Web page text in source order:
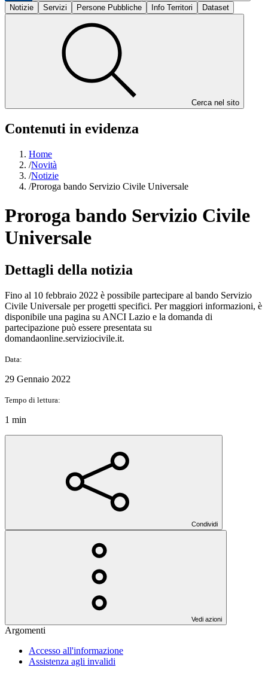
Notizie
Servizi Persone Pubbliche Info Territori Dataset
Cerca nel sito
Contenuti in evidenza
Home
/Novità
/Notizie
/Proroga bando Servizio Civile Universale
Proroga bando Servizio Civile
Universale
Dettagli della notizia
Fino al 10 febbraio 2022 è possibile partecipare al bando Servizio
Civile Universale per progetti specifici. Per maggiori informazioni, è
disponibile una pagina su ANCI Lazio e la domanda di
partecipazione può essere presentata su
domandaonline.serviziocivile.it.
Data:
29 Gennaio 2022
Tempo di lettura:
1 min
Condividi
Vedi azioni
Argomenti
Accesso all'informazione
Assistenza agli invalidi